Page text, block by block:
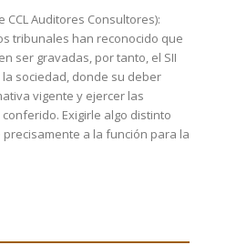
CCL Auditores Consultores):
tribunales han reconocido que
ser gravadas, por tanto, el SII
sociedad, donde su deber
vigente y ejercer las
Exigirle algo distinto
a la función para la